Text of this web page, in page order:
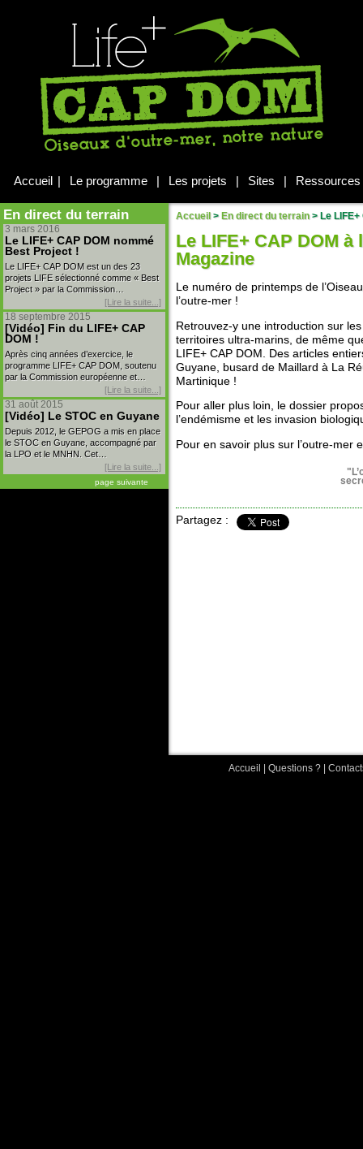
Accueil | Le programme | Les projets | Sites | Ressources
En direct du terrain
3 mars 2016
Le LIFE+ CAP DOM nommé
Best Project !
Le LIFE+ CAP DOM est un des 23
projets LIFE sélectionné comme « Best
Project » par la Commission…
[Lire la suite...]
18 septembre 2015
[Vidéo] Fin du LIFE+ CAP
DOM !
Après cinq années d’exercice, le
programme LIFE+ CAP DOM, soutenu
par la Commission européenne et…
[Lire la suite...]
31 août 2015
[Vidéo] Le STOC en Guyane
Depuis 2012, le GEPOG a mis en place
le STOC en Guyane, accompagné par
la LPO et le MNHN. Cet…
[Lire la suite...]
page suivante
Accueil > En direct du terrain >Le LIFE+
Le LIFE+ CAP DOM à
Magazine
Le numéro de printemps de
l’outre-mer !
Retrouvez-y une introduction sur
territoires ultra-marins, de même
LIFE+ CAP DOM. Des articles
Guyane, busard de Maillard à La
Martinique !
Pour aller plus loin, le dossier
l’endémisme et les invasion
Pour en savoir plus sur l’outre-mer
Partagez :
Accueil Questions ?